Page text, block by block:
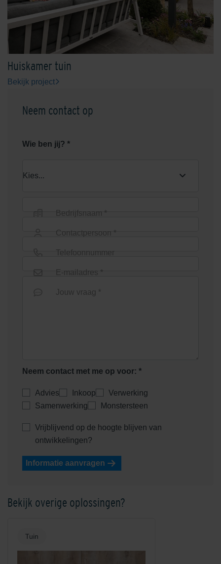
Huiskamer tuin
Bekijk project
Neem contact op
Wie ben jij? *
Bedrijfsnaam *
Contactpersoon *
Telefoonnummer
E-mailadres *
Jouw vraag *
Neem contact met me op voor: *
Advies Inkoop
Verwerking
Samenwerking
Monstersteen
Vrijblijvend op de hoogte blijven van
ontwikkelingen?
Informatie aanvragen
Bekijk overige oplossingen?
Tuin